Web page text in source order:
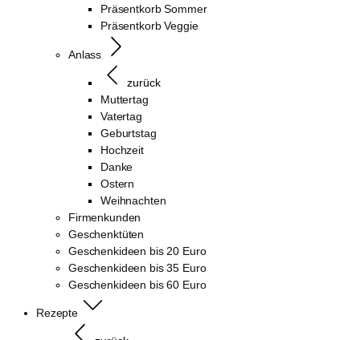
Präsentkorb Sommer
Präsentkorb Veggie
Anlass
zurück
Muttertag
Vatertag
Geburtstag
Hochzeit
Danke
Ostern
Weihnachten
Firmenkunden
Geschenktüten
Geschenkideen bis 20 Euro
Geschenkideen bis 35 Euro
Geschenkideen bis 60 Euro
Rezepte